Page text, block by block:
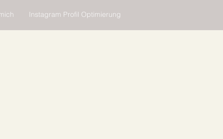
Instagram Profil Optimierung